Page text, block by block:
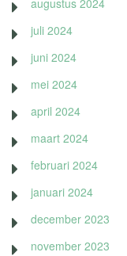
augustus 2024
juli 2024
juni 2024
mei 2024
april 2024
maart 2024
februari 2024
januari 2024
december 2023
november 2023